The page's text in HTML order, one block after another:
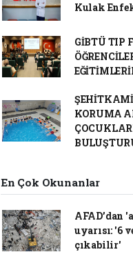
Kulak
GİBTÜ TIP
KORUMA
En Çok Okunanlar
AFAD’dan
uyarısı: '6
çıkabilir'